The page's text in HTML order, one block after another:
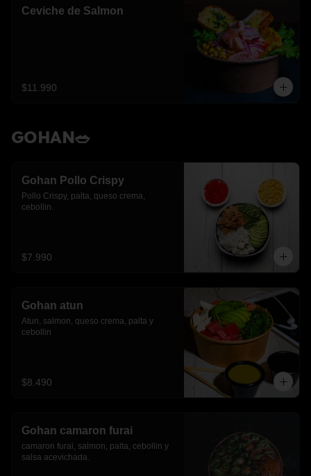
Ceviche de Salmon
$11.990
GOHAN🥗
Gohan Pollo Crispy
Pollo Crispy, palta, queso crema,
cebollin.
$7.990
Gohan atun
Atun, salmon, queso crema, palta y
cebollin
$8.490
Gohan camaron furai
camaron furai, salmon, palta, cebollin y
salsa acevichada.